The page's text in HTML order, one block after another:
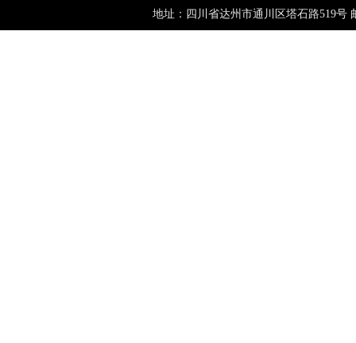
地址：四川省达州市通川区塔石路519号